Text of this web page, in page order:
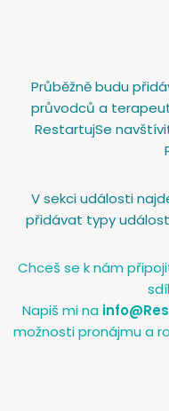
Průběžně budu
průvodců a
RestartujSe
V sekci události
přidávat typy
Chceš se k nám
Napiš mi na
možnosti pronájmu a